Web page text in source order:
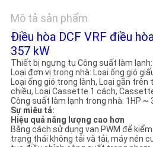
SƠ
ĐỒ
TRANG
WEB
PRIVACY
POLICY
Mô tả sản phẩm
Điều hòa DCF VRF điều
357 kW
Thiết bị ngưng tụ Công suất làm lạnh:
Loại đơn vị trong nhà: Loại ống gió
Loại ống gió trong lành, Loại gắn
chiều, Loại Cassette 1 cách,
Công suất làm lạnh trong nhà: 1HP ~
Sự miêu tả:
Hiệu quả năng lượng cao hơn
Bằng cách sử dụng van PWM để
trạng thái không tải và tải, máy nén